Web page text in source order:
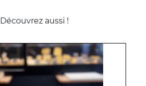
Découvrez aussi !